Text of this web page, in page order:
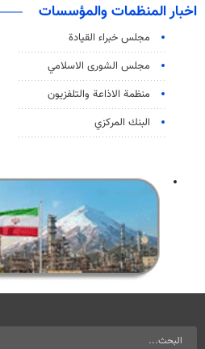
اخبار المنظمات والمؤسسات
مجلس خبراء القيادة
مجلس الشورى الاسلامي
منظمة الاذاعة والتلفزیون
البنك المركزي